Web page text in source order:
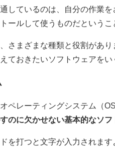
しているのは、自分の作業
ールして使うものだというこ
さまざまな種類と役割があ
ておきたいソフトウェアをい
ペレーティングシステム（
のに欠かせない基本的なソ
を打つと文字が入力されま